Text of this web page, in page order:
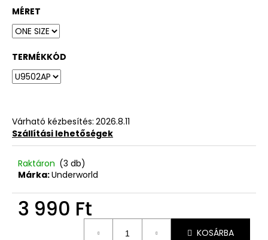
MÉRET
TERMÉKKÓD
Várható kézbesítés: 2026.8.11
Szállítási lehetőségek
Raktáron (3 db)
Márka:Underworld
3 990 Ft
KOSÁRBA